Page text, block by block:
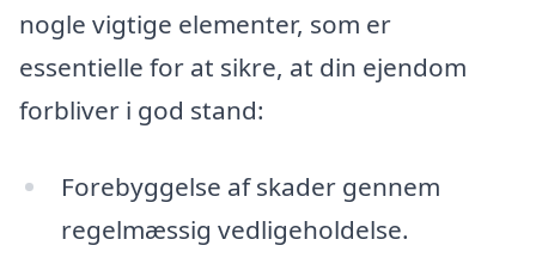
nogle vigtige elementer, som er
essentielle for at sikre, at din ejendom
forbliver i god stand:
Forebyggelse af skader gennem
regelmæssig vedligeholdelse.